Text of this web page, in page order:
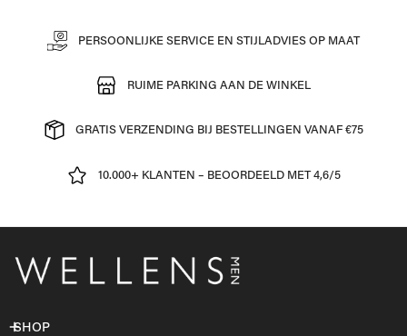
PERSOONLIJKE SERVICE EN STIJLADVIES OP MAAT
RUIME PARKING AAN DE WINKEL
GRATIS VERZENDING BIJ BESTELLINGEN VANAF €75
10.000+ KLANTEN – BEOORDEELD MET 4,6/5
SHOP